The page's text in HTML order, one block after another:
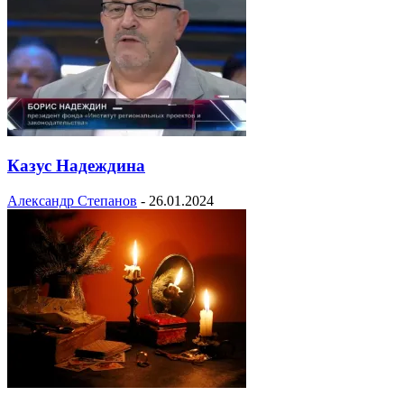
Казус Надеждина
Александр Степанов - 26.01.2024